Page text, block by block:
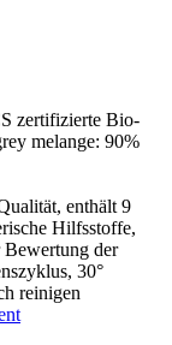
zertifizierte Bio-
melange: 90%
enthält 9
Hilfsstoffe,
der
30°
reinigen